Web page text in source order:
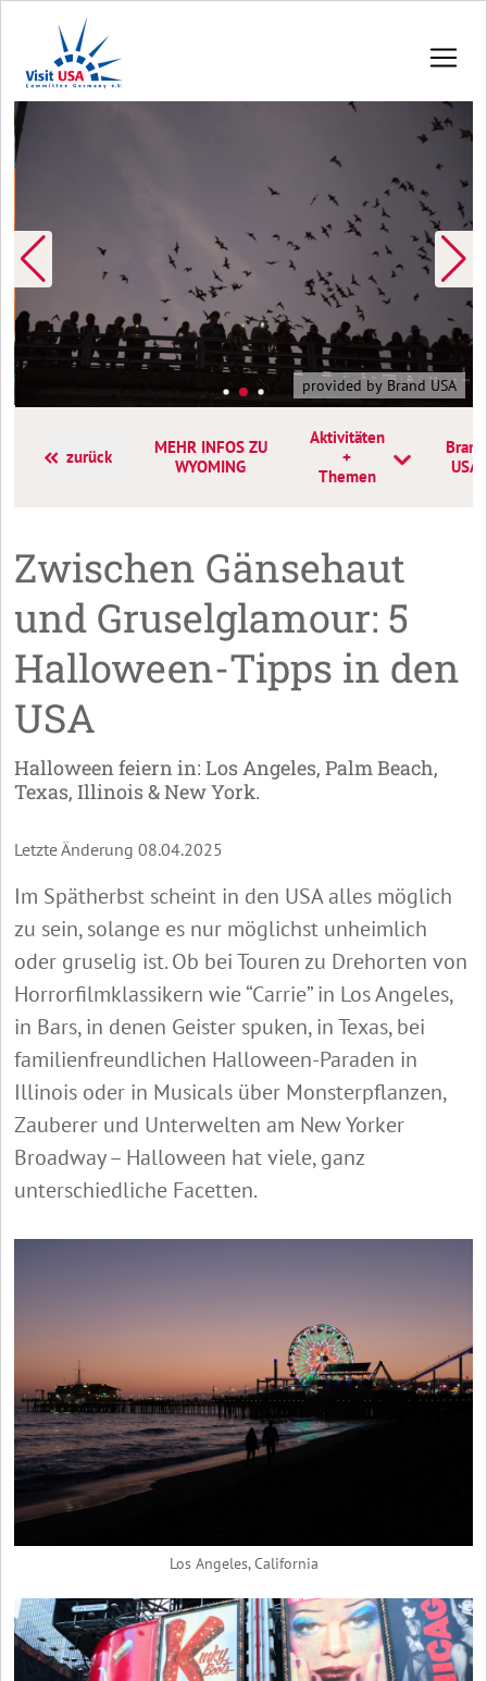
provided by Brand USA
zurück
MEHR INFOS ZU
WYOMING
Aktivitäten
+
Themen
Brand
USA
Zwischen Gänsehaut
und Gruselglamour: 5
Halloween-Tipps in den
USA
Halloween feiern in: Los Angeles, Palm Beach,
Texas, Illinois & New York.
Letzte Änderung 08.04.2025
Im Spätherbst scheint in den USA alles möglich
zu sein, solange es nur möglichst unheimlich
oder gruselig ist. Ob bei Touren zu Drehorten von
Horrorfilmklassikern wie “Carrie” in Los Angeles,
in Bars, in denen Geister spuken, in Texas, bei
familienfreundlichen Halloween-Paraden in
Illinois oder in Musicals über Monsterpflanzen,
Zauberer und Unterwelten am New Yorker
Broadway – Halloween hat viele, ganz
unterschiedliche Facetten.
Los Angeles, California